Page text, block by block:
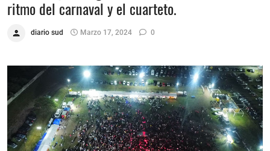
ritmo del carnaval y el cuarteto.
diario sud Marzo 17, 2024 0